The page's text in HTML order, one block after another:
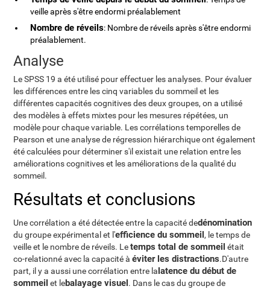
veille après s'être endormi préalablement
Nombre de réveils: Nombre de réveils après s'être endormi
préalablement.
Analyse
Le SPSS 19 a été utilisé pour effectuer les analyses. Pour évaluer
les différences entre les cinq variables du sommeil et les
différentes capacités cognitives des deux groupes, on a utilisé
des modèles à effets mixtes pour les mesures répétées, un
modèle pour chaque variable. Les corrélations temporelles de
Pearson et une analyse de régression hiérarchique ont également
été calculées pour déterminer s'il existait une relation entre les
améliorations cognitives et les améliorations de la qualité du
sommeil.
Résultats et conclusions
Une corrélation a été détectée entre la capacité dedénomination
du groupe expérimental et l'efficience du sommeil, le temps de
veille et le nombre de réveils. Letemps total de sommeil était
co-relationné avec la capacité àéviter les distractions.D'autre
part, il y a aussi une corrélation entre lalatence du début de
sommeil et lebalayage visuel. Dans le cas du groupe de